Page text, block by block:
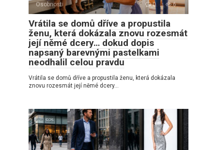
Osobnosti 0 6
Vrátila se domů dříve a propustila
ženu, která dokázala znovu rozesmát
její němé dcery… dokud dopis
napsaný barevnými pastelkami
neodhalil celou pravdu
Vrátila se domů dříve a propustila ženu, která dokázala
znovu rozesmát její němé dcery…